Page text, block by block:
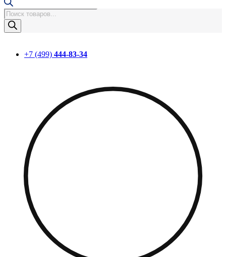
Поиск
товаров
+7 (499) 444-83-34